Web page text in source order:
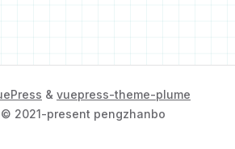
& vuepress-theme-plume
2021-present pengzhanbo